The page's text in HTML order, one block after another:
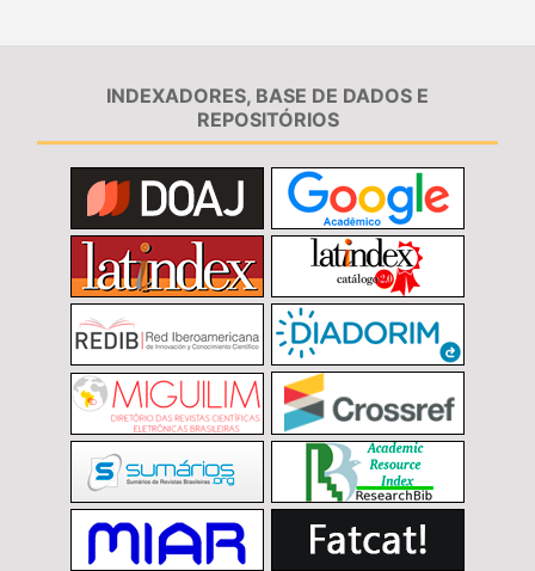
INDEXADORES, BASE DE DADOS E
REPOSITÓRIOS